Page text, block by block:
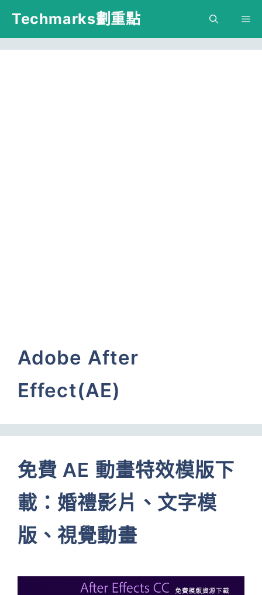
跳
主
Techmarks劃重點
Adobe After
Effect(AE)
免費 AE 動畫特效模版下
載：婚禮影片、文字模
版、視覺動畫